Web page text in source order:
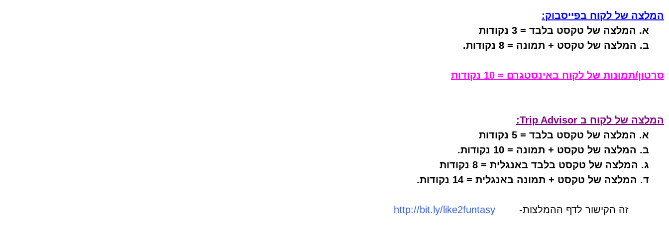
המלצה של לקוח בפייסבוק:
א. המלצה של טקסט בלבד = 3 נקודות
ב. המלצה של טקסט + תמונה = 8 נקודות.
סרטון/תמונות של לקוח באינסטגרם = 10 נקודות
המלצה של לקוח ב Trip Advisor:
א. המלצה של טקסט בלבד = 5 נקודות
ב. המלצה של טקסט + תמונה = 10 נקודות.
ג. המלצה של טקסט בלבד באנגלית = 8 נקודות
ד. המלצה של טקסט + תמונה באנגלית = 14 נקודות.
זה הקישור לדף ההמלצות-